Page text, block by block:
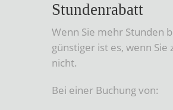
Stundenrabatt
Wenn Sie mehr Stunden
günstiger ist es, wenn
nicht.
Bei einer Buchung von: